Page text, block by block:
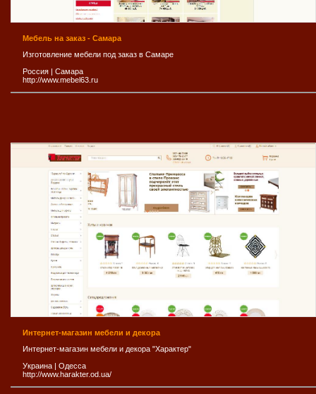
Мебель на заказ - Самара
Изготовление мебели под заказ в Самаре
Россия
Самара
http://www.mebel63.ru
Интернет-магазин мебели и декора
Интернет-магазин мебели и декора "Характер"
Украина
Одесса
http://www.harakter.od.ua/